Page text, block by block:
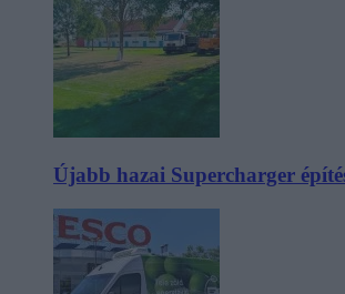
Újabb hazai Supercharger